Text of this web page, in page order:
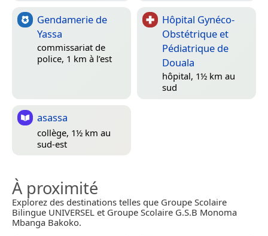
Gendamerie de
Yassa
commissariat de
police, 1 km à l’est
Hôpital Gynéco-
Obstétrique et
Pédiatrique de
Douala
hôpital, 1½ km au
sud
asassa
collège, 1½ km au
sud-est
À proximité
Explorez des destinations telles que Groupe Scolaire
Bilingue UNIVERSEL et Groupe Scolaire G.S.B Monoma
Mbanga Bakoko.